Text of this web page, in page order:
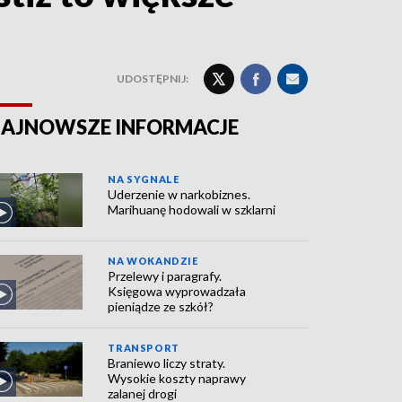
UDOSTĘPNIJ:
INFORMACJE
NA SYGNALE
Uderzenie w narkobiznes.
Marihuanę hodowali w szklarni
NA WOKANDZIE
Przelewy i paragrafy.
Księgowa wyprowadzała
pieniądze ze szkół?
TRANSPORT
Braniewo liczy straty.
Wysokie koszty naprawy
zalanej drogi